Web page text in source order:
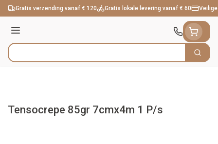
Ga naar de inhoud
Gratis verzending vanaf € 120 Gratis lokale levering vanaf € 60
Menu
Product, merk, categorie... Zoek
Tensocrepe 85gr 7cmx4m 1 P/s